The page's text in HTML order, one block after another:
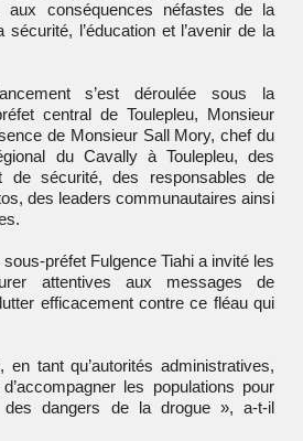
aux conséquences néfastes de la
l’éducation et l’avenir de la
s’est déroulée sous la
central de Toulepleu, Monsieur
de Monsieur Sall Mory, chef du
du Cavally à Toulepleu, des
de sécurité, des responsables de
des leaders communautaires ainsi
préfet Fulgence Tiahi a invité les
attentives aux messages de
efficacement contre ce fléau qui
en tant qu’autorités administratives,
les populations pour
des dangers de la drogue », a-t-il